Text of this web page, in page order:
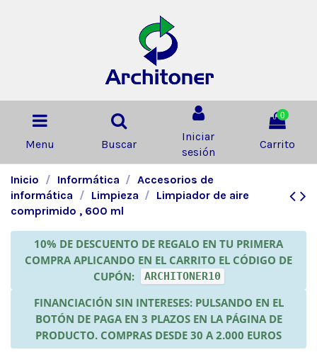
Menu Buscar
Iniciar
sesión
0
Carrito
Inicio Informática
Accesorios de
informática
Limpieza
Limpiador de aire
comprimido , 600 ml
10% DE DESCUENTO DE REGALO EN TU PRIMERA
COMPRA APLICANDO EN EL CARRITO EL CÓDIGO DE
CUPÓN:
ARCHITONER10
FINANCIACIÓN SIN INTERESES: PULSANDO EN EL
BOTÓN DE PAGA EN 3 PLAZOS EN LA PÁGINA DE
PRODUCTO. COMPRAS DESDE 30 A 2.000 EUROS